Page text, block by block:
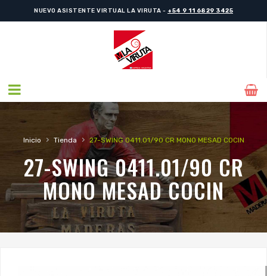
NUEVO ASISTENTE VIRTUAL LA VIRUTA - +54 9 11 6829 3425
Inicio › Tienda › 27-SWING 0411.01/90 CR MONO MESAD COCIN
27-SWING 0411.01/90 CR
MONO MESAD COCIN